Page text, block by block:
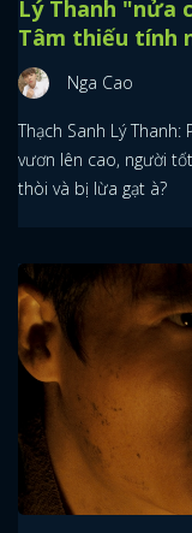
Lý Thanh "nửa
Tâm thiếu tính
Nga Cao
Thạch Sanh Lý
vươn lên cao, người
thòi và bị lừa gạt à?